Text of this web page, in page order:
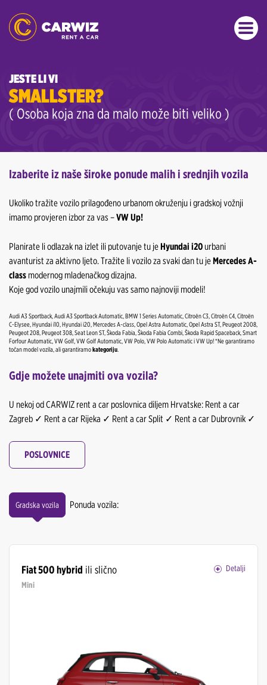
JESTE LI VI
SMALLSTER?
( Osoba koja zna da malo može biti veliko )
Izaberite iz naše široke ponude malih i srednjih vozila
Ukoliko tražite vozilo prilagođeno urbanom okruženju i gradskoj vožnji
imamo provjeren izbor za vas –VW Up!
Planirate li odlazak na izlet ili putovanje tu jeHyundai i20urbani
avanturist za aktivno ljeto. Tražite li vozilo za svaki dan tu jeMercedes A-
class modernog mladenačkog dizajna.
Koje god vozilo unajmili očekuju vas samo najnoviji modeli!
Audi A3 Sportback, Audi A3 Sportback Automatic, BMW 1 Series Automatic, Citroën C3, Citroën C4, Citroën
C-Elysee, Hyundai i10, Hyundai i20, Mercedes A-class, Opel Astra Automatic, Opel Astra ST, Peugeot 2008,
Peugeot 208, Peugeot 308, Seat Leon ST, Škoda Fabia, Škoda Fabia Combi, Škoda Rapid Spaceback, Smart
Forfour Automatic, VW Golf, VW Golf Automatic, VW Polo, VW Polo Automatic i VW Up! *Ne garantiramo
točan model vozila, ali garantiramokategoriju.
Gdje možete unajmiti ova vozila?
U nekoj od CARWIZ rent a car poslovnica diljem Hrvatske: Rent a car
Zagreb ✓ Rent a car Rijeka ✓ Rent a car Split ✓ Rent a car Dubrovnik ✓
POSLOVNICE
Gradska vozila Ponuda vozila:
Fiat 500 hybrid ili slično
Detalji
Mini